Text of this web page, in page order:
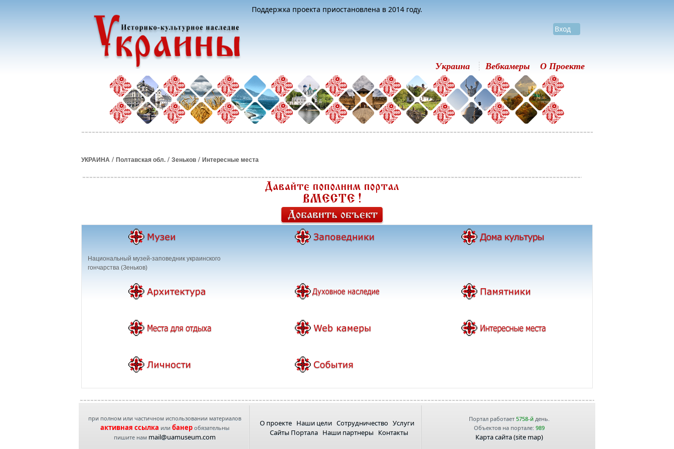
Поддержка проекта приостановлена в 2014 году.
Вход
Украина Вебкамеры О Проекте
УКРАИНА / Полтавская обл. / Зеньков / Интересные места
Национальный музей-заповедник украинского
гончарства (Зеньков)
при полном или частичном использовании материалов
активная ссылка или банеробязательны
пишите нам mail@uamuseum.com
О проекте Наши цели Сотрудничество Услуги
Сайты Портала Наши партнеры Контакты
Портал работает 5758-йдень.
Объектов на портале: 989
Карта сайта (site map)